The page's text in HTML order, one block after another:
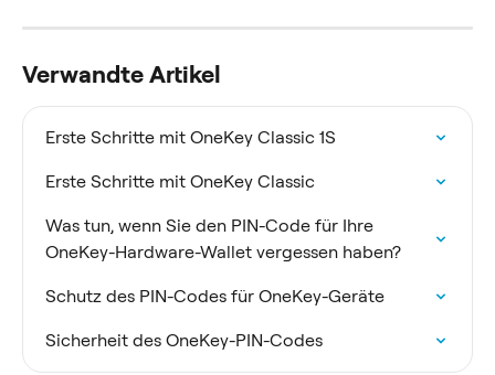
Verwandte Artikel
Erste Schritte mit OneKey Classic 1S
Erste Schritte mit OneKey Classic
Was tun, wenn Sie den PIN-Code für Ihre
OneKey-Hardware-Wallet vergessen haben?
Schutz des PIN-Codes für OneKey-Geräte
Sicherheit des OneKey-PIN-Codes